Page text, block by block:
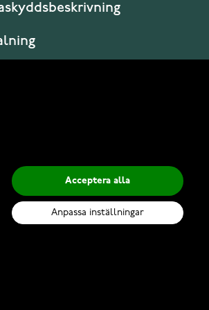
Acceptera alla
Anpassa inställningar